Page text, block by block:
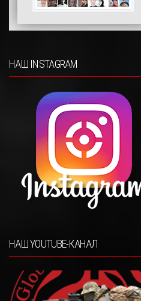
НАШ INSTAGRAM
НАШ YOUTUBE-КАНАЛ